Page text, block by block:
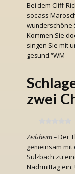
Bei dem Cliff-
sodass
wunderschöne
Kommen Sie
singen Sie mit
gesund.“WM
zwei
Zeilsheim –Der
gemeinsam
Sulzbach zu
Nachmittag ein: